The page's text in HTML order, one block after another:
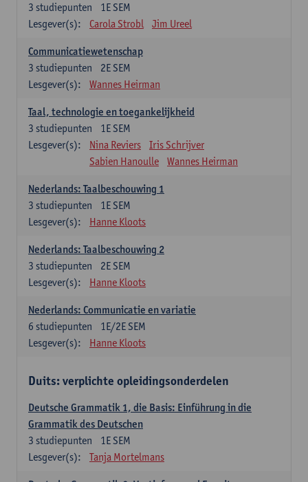
1E SEM
3 studiepunten
Lesgever(s):
Carola Strobl Jim Ureel
Communicatiewetenschap
2E SEM
3 studiepunten
Lesgever(s):
Wannes Heirman
Taal, technologie en toegankelijkheid
1E SEM
3 studiepunten
Lesgever(s):
Nina Reviers
Iris Schrijver
Sabien Hanoulle
Wannes Heirman
Nederlands: Taalbeschouwing 1
1E SEM
3 studiepunten
Lesgever(s):
Hanne Kloots
Nederlands: Taalbeschouwing 2
2E SEM
3 studiepunten
Lesgever(s):
Hanne Kloots
Nederlands: Communicatie en variatie
1E/2E SEM
6 studiepunten
Lesgever(s):
Hanne Kloots
Duits: verplichte opleidingsonderdelen
Deutsche Grammatik 1, die Basis: Einführung in die
Grammatik des Deutschen
1E SEM
3 studiepunten
Lesgever(s):
Tanja Mortelmans